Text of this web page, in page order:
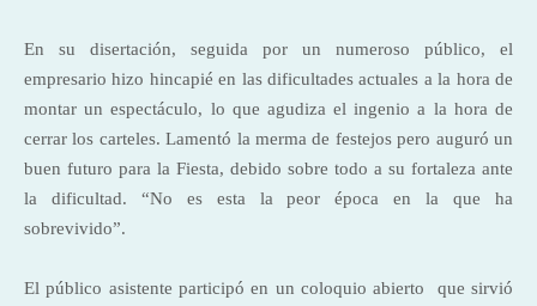
En su disertación, seguida por un numeroso público, el
empresario hizo hincapié en las dificultades actuales a la hora de
montar un espectáculo, lo que agudiza el ingenio a la hora de
cerrar los carteles. Lamentó la merma de festejos pero auguró un
buen futuro para la Fiesta, debido sobre todo a su fortaleza ante
la dificultad. “No es esta la peor época en la que ha
sobrevivido”.
El público asistente participó en un coloquio abierto
que sirvió